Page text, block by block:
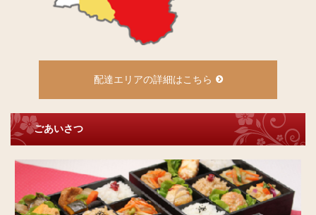
配達エリアの詳細はこちら
ごあいさつ